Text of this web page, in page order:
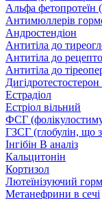
Альфа
Антимюллерів
Андростендіон
Антитіла до
Антитіла до
Антитіла до
Естрадіол
Естріол вільний
ФСГ
ГЗСГ (глобулін, що
Інгібін B аналіз
Кальцитонін
Кортизол
Лютеїнізуючий
Метанефрини в сечі